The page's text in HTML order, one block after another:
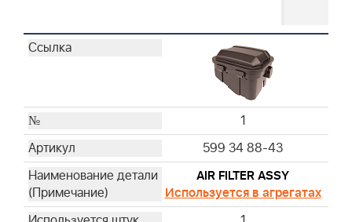
1
599 34 88-43
AIR FILTER ASSY
Используется в агрегатах